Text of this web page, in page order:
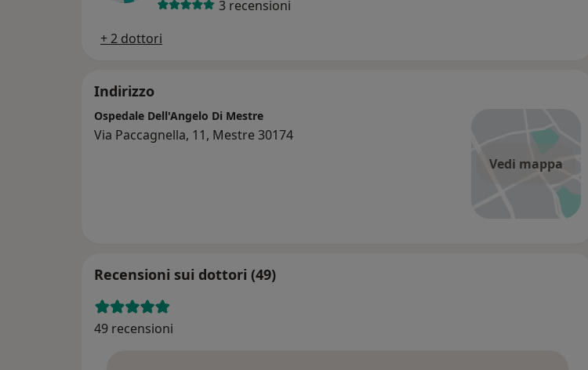
3 recensioni
+ 2 dottori
Indirizzo
Vedi mappa
Ospedale Dell'Angelo Di Mestre
Via Paccagnella, 11, Mestre 30174
Recensioni sui dottori (49)
49 recensioni